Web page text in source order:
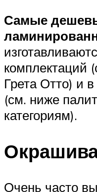
Самые
комплектаций
Грета Отто) и
(см. ниже
категориям).
Очень часто